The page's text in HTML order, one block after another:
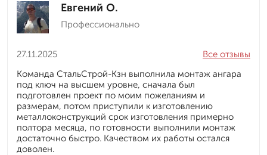
Евгений О.
Профессионально
27.11.2025
Все отзывы
Команда СтальСтрой-Кзн выполнила монтаж ангара
под ключ на высшем уровне, сначала был
подготовлен проект по моим пожеланиям и
размерам, потом приступили к изготовлению
металлоконструкций срок изготовления примерно
полтора месяца, по готовности выполнили монтаж
достаточно быстро. Качеством их работы остался
доволен.